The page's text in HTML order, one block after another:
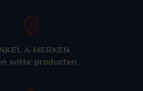
A-MERKEN
witte producten